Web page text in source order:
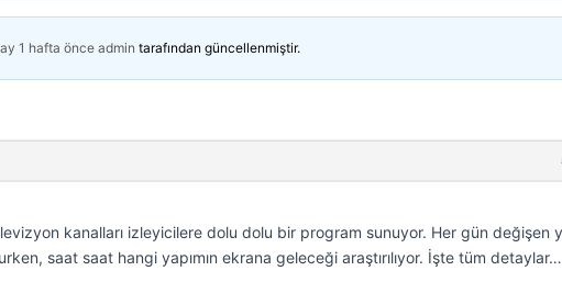
1 hafta önce admin tarafından güncellenmiştir.
kanalları izleyicilere dolu dolu bir program sunuyor. Her gün değişen
saat saat hangi yapımın ekrana geleceği araştırılıyor. İşte tüm detaylar…